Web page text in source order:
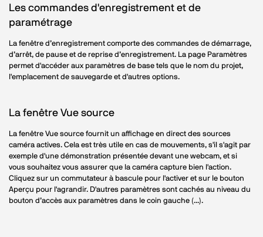
Les commandes d'enregistrement et de
paramétrage
La fenêtre d’enregistrement comporte des commandes de démarrage,
d’arrêt, de pause et de reprise d’enregistrement. La page Paramètres
permet d'accéder aux paramètres de base tels que le nom du projet,
l'emplacement de sauvegarde et d'autres options.
La fenêtre Vue source
La fenêtre Vue source fournit un affichage en direct des sources
caméra actives. Cela est très utile en cas de mouvements, s'il s'agit par
exemple d'une démonstration présentée devant une webcam, et si
vous souhaitez vous assurer que la caméra capture bien l'action.
Cliquez sur un commutateur à bascule pour l'activer et sur le bouton
Aperçu pour l'agrandir. D'autres paramètres sont cachés au niveau du
bouton d’accès aux paramètres dans le coin gauche (...).